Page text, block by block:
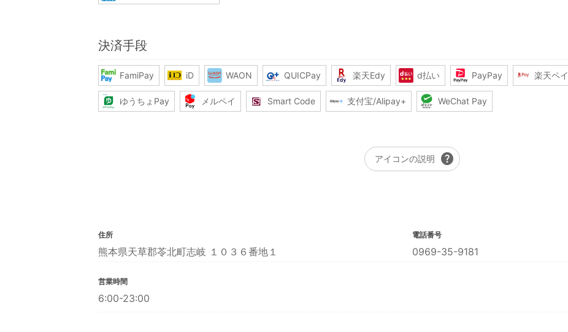
決済手段
FamiPay iD WAON QUICPay 楽天Edy d払い PayPay 楽天ペイ
ゆうちょPay メルペイ Smart Code 支付宝/Alipay+ WeChat Pay
アイコンの説明 help
住所
熊本県天草郡苓北町志岐 １０３６番地１
電話番号
0969-35-9181
営業時間
6:00-23:00